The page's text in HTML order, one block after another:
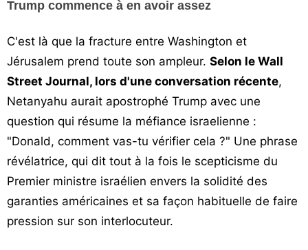
Trump commence à en avoir assez
C'est là que la fracture entre Washington et
Jérusalem prend toute son ampleur. Selon le Wall
Street Journal, lors d'une conversation récente,
Netanyahu aurait apostrophé Trump avec une
question qui résume la méfiance israelienne :
"Donald, comment vas-tu vérifier cela ?" Une phrase
révélatrice, qui dit tout à la fois le scepticisme du
Premier ministre israélien envers la solidité des
garanties américaines et sa façon habituelle de faire
pression sur son interlocuteur.